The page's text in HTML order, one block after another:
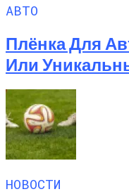
АВТО
Плёнка Для
Или
НОВОСТИ